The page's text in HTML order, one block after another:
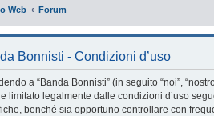
Web Forum
Bonnisti - Condizioni d’uso
a “Banda Bonnisti” (in seguito “noi”,
limitato legalmente dalle condizioni d’uso
benché sia opportuno controllare con